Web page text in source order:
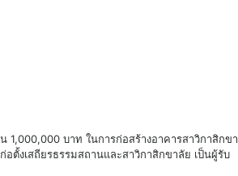
บาท ในการก่อสร้างอาคารสาวิกาสิกขา
ตั้งเสถียรธรรมสถานและสาวิกาสิกขาลัย เป็นผู้รับ